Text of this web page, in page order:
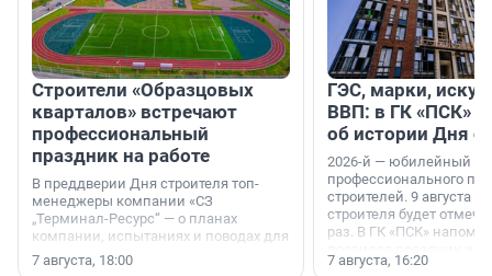
Строители «Образцовых
кварталов» встречают
профессиональный
праздник на работе
В преддверии Дня строителя топ-
менеджеры компании «СЗ
„Терминал-Ресурс“ — о планах
компании, испытаниях и поводах для
осторожного оптимизма.
7 августа, 18:00
ГЭС, марки,
ВВП: в ГК «ПСК»
об истории Дня
2026-й — юбилейный
профессионального
строителей. 9 августа
строителя будет
раз. В ГК «ПСК»
поменялась роль
7 августа, 16:20